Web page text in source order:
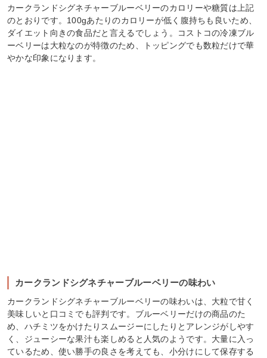
カークランドシグネチャーブルーベリーのカロリーや糖質は上記
のとおりです。100gあたりのカロリーが低く腹持ちも良いため、
ダイエット向きの食品だと言えるでしょう。コストコの冷凍ブル
ーベリーは大粒なのが特徴のため、トッピングでも数粒だけで華
やかな印象になります。
カークランドシグネチャーブルーベリーの味わい
カークランドシグネチャーブルーベリーの味わいは、大粒で甘く
美味しいと口コミでも評判です。ブルーベリーだけの商品のた
め、ハチミツをかけたりスムージーにしたりとアレンジがしやす
く、ジューシーな果汁も楽しめると人気のようです。大量に入っ
ているため、使い勝手の良さを考えても、小分けにして保存する